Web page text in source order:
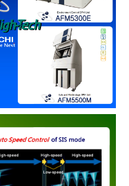
2021-09-01
2021-07-01
2021-05-24
2021-04-01